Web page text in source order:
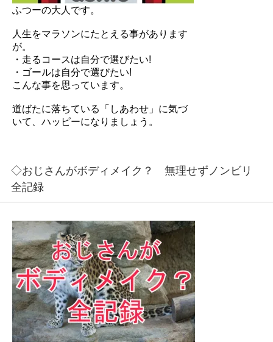
ふつーの大人です。
人生をマラソンにたとえる事があります
が。
・走るコースは自分で選びたい!
・ゴールは自分で選びたい!
こんな事を思っています。
道ばたに落ちている「しあわせ」に気づ
いて、ハッピーになりましょう。
◇おじさんがボディメイク？ 無理せずノンビリ
全記録